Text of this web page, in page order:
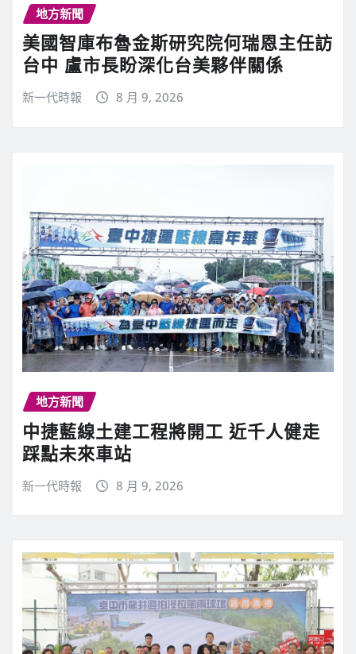
地方新聞
美國智庫布魯金斯研究院何瑞恩主任訪
台中 盧市長盼深化台美夥伴關係
新一代時報 8 月 9, 2026
地方新聞
中捷藍線土建工程將開工 近千人健走
踩點未來車站
新一代時報 8 月 9, 2026